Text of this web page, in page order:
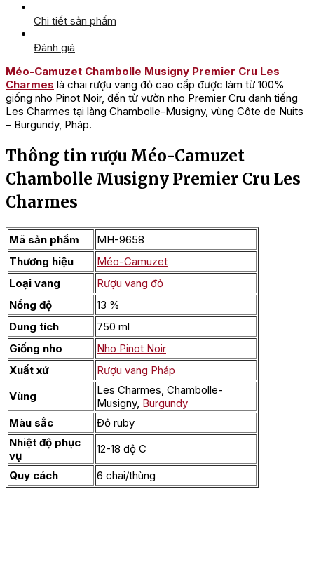
Chi tiết sản phẩm
Đánh giá
Méo-Camuzet Chambolle Musigny Premier Cru Les
Charmes là chai rượu vang đỏ cao cấp được làm từ 100%
giống nho Pinot Noir, đến từ vườn nho Premier Cru danh tiếng
Les Charmes tại làng Chambolle-Musigny, vùng Côte de Nuits
– Burgundy, Pháp.
Thông tin rượu Méo-Camuzet
Chambolle Musigny Premier Cru Les
Charmes
Mã sản phẩm
MH-9658
Thương hiệu
Méo-Camuzet
Loại vang
Rượu vang đỏ
Nồng độ
13 %
Dung tích
750 ml
Giống nho
Nho Pinot Noir
Xuất xứ
Rượu vang Pháp
Vùng
Les Charmes, Chambolle-
Musigny, Burgundy
Màu sắc
Đỏ ruby
Nhiệt độ phục
vụ
12-18 độ C
Quy cách
6 chai/thùng